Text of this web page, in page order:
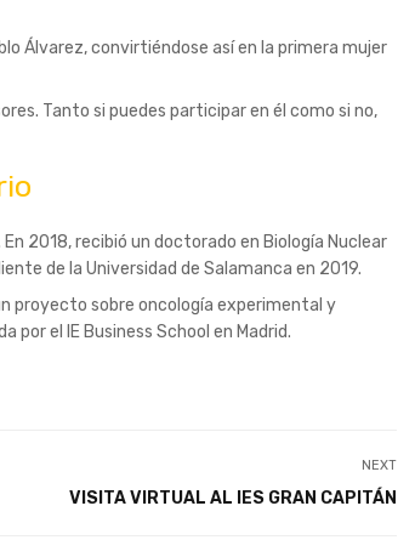
Álvarez, convirtiéndose así en la primera mujer
Tanto si puedes participar en él como si no,
2018, recibió un doctorado en Biología Nuclear
de la Universidad de Salamanca en 2019.
proyecto sobre oncología experimental y
el IE Business School en Madrid.
NEXT
VISITA VIRTUAL AL IES GRAN CAPITÁN